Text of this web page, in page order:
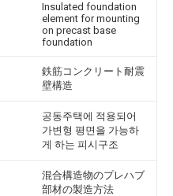
Insulated foundation
element for mounting
on precast base
foundation
鉄筋コンクリート耐震
壁構造
공동주택에 적용되어
가변형 평면을 가능하
게 하는 피시구조
混合構造物のプレハブ
部材の製造方法